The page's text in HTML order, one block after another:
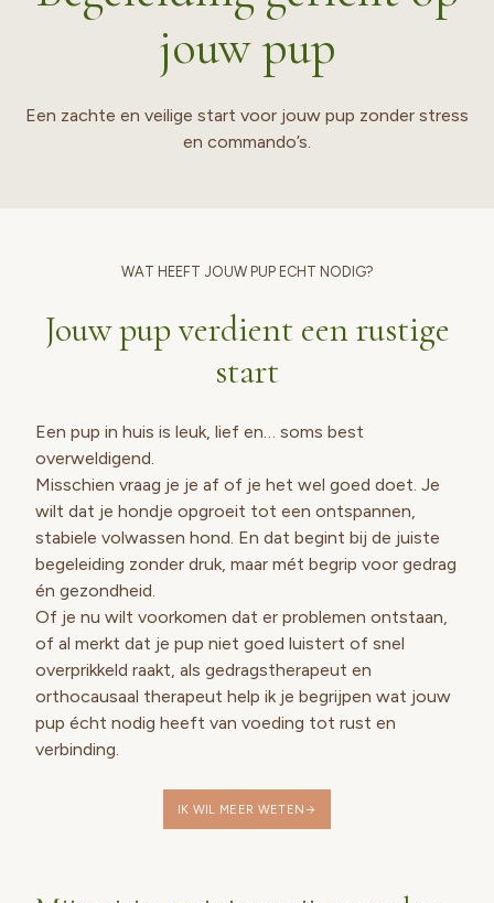
jouw pup
Een zachte en veilige start voor jouw pup zonder stress
en commando’s.
WAT HEEFT JOUW PUP ECHT NODIG?
Jouw pup verdient een rustige
start
Een pup in huis is leuk, lief en… soms best
overweldigend.
Misschien vraag je je af of je het wel goed doet. Je
wilt dat je hondje opgroeit tot een ontspannen,
stabiele volwassen hond. En dat begint bij de juiste
begeleiding zonder druk, maar mét begrip voor gedrag
én gezondheid.
Of je nu wilt voorkomen dat er problemen ontstaan,
of al merkt dat je pup niet goed luistert of snel
overprikkeld raakt, als gedragstherapeut en
orthocausaal therapeut help ik je begrijpen wat jouw
pup écht nodig heeft van voeding tot rust en
verbinding.
IK WIL MEER WETEN